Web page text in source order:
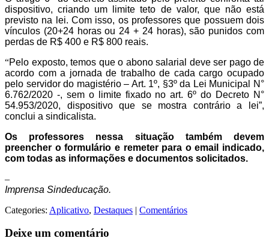
dispositivo, criando um limite teto de valor, que não está
previsto na lei. Com isso, os professores que possuem dois
vínculos (20+24 horas ou 24 + 24 horas), são punidos com
perdas de R$ 400 e R$ 800 reais.
“Pelo exposto, temos que o abono salarial deve ser pago de
acordo com a jornada de trabalho de cada cargo ocupado
pelo servidor do magistério – Art. 1º, §3º da Lei Municipal N°
6.762/2020 -, sem o limite fixado no art. 6º do Decreto N°
54.953/2020, dispositivo que se mostra contrário a lei”,
conclui a sindicalista.
Os professores nessa situação também devem
preencher o formulário e remeter para o email indicado,
com todas as informações e documentos solicitados.
–
Imprensa Sindeducação.
Categories: Aplicativo, Destaques | Comentários
Deixe um comentário